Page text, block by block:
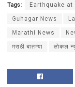
Tags: Earthquake
Guhagar News
Marathi News
मराठी बातम्या लोकल